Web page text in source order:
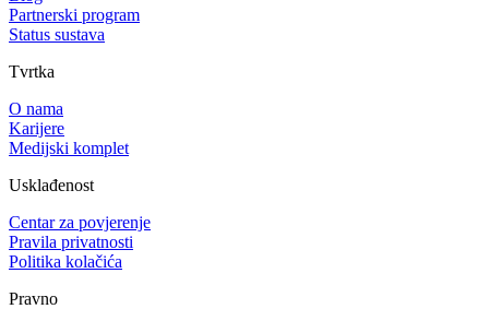
Partnerski program
Status sustava
Tvrtka
O nama
Karijere
Medijski komplet
Usklađenost
Centar za povjerenje
Pravila privatnosti
Politika kolačića
Pravno